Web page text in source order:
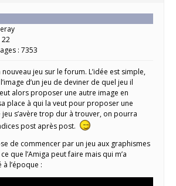
22
: 7353
jeu sur le forum. L’idée est simple,
d’un jeu de deviner de quel jeu il
alors proposer une autre image en
place à qui la veut pour proposer une
jeu s’avère trop dur à trouver, on pourra
post après post.
de commencer par un jeu aux graphismes
que l’Amiga peut faire mais qui m’a
l’époque :